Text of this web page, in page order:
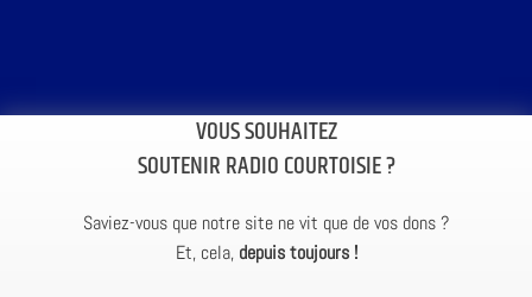
VOUS SOUHAITEZ
SOUTENIR RADIO COURTOISIE ?
Saviez-vous que notre site ne vit que de vos dons ?
Et, cela, depuis toujours !